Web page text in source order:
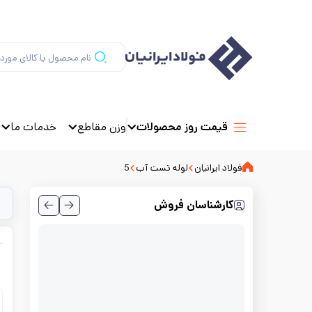
قیمت روز محصولات وزن مقاطع خدمات ما
فولاد ایرانیان لوله تست آب 5
کارشناسان فروش